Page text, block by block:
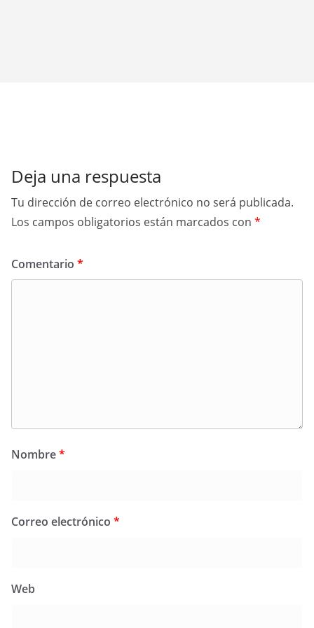
Deja una respuesta
Tu dirección de correo electrónico no será publicada.
Los campos obligatorios están marcados con *
Comentario *
Nombre*
Correo electrónico *
Web